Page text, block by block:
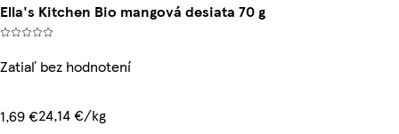
Ella's Kitchen Bio mangová desiata 70 g
Zatiaľ bez hodnotení
1,69 €24,14 €/kg